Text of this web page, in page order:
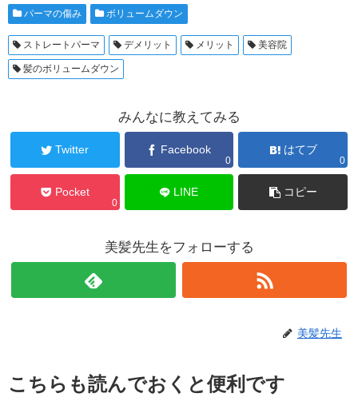
パーマの傷み ボリュームダウン
ストレートパーマ デメリット メリット 美容院
髪のボリュームダウン
みんなに教えてみる
Twitter Facebook
0
はてブ
0
Pocket
0
LINE コピー
美髪先生をフォローする
美髪先生
こちらも読んでおくと便利です